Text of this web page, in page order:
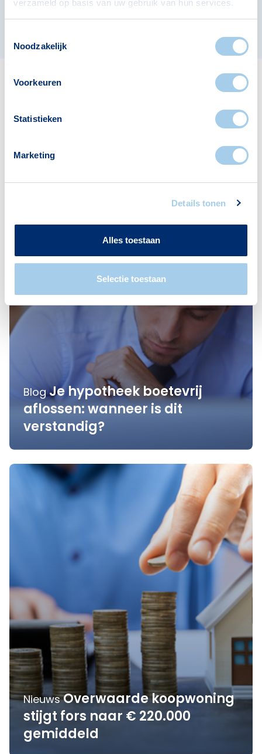
verzameld op basis van uw gebruik van hun services.
Noodzakelijk
Voorkeuren
Statistieken
Marketing
Details tonen
Alles toestaan
Selectie toestaan
verzenden
Blog Je hypotheek boetevrij
aflossen: wanneer is dit
verstandig?
Nieuws Overwaarde koopwoning
stijgt fors naar € 220.000
gemiddeld